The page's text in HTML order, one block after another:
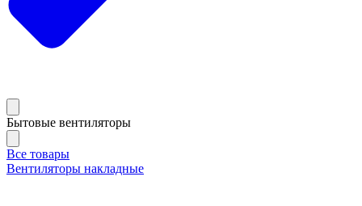
Бытовые вентиляторы
Все товары
Вентиляторы накладные